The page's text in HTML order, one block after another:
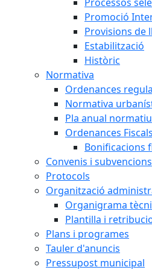
Promoció
Provisions de
Estabilització
Històric
Normativa
Ordenances
Normativa
Pla anual normatiu
Ordenances Fiscals
Bonificacions
Convenis i subvencions
Protocols
Organització
Organigrama
Plantilla i
Plans i programes
Tauler d'anuncis
Pressupost municipal